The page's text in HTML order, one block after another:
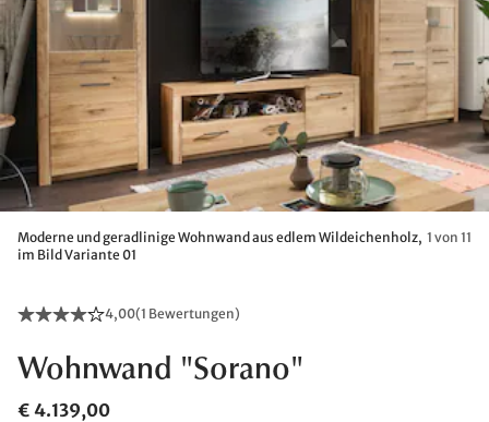
Moderne und geradlinige Wohnwand aus edlem Wildeichenholz,
im Bild Variante 01
1 von 11
4,00(1 Bewertungen)
Wohnwand "Sorano"
€ 4.139,00